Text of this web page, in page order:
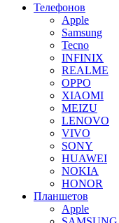
Телефонов
Apple
Samsung
Tecno
INFINIX
REALME
OPPO
XIAOMI
MEIZU
LENOVO
VIVO
SONY
HUAWEI
NOKIA
HONOR
Планшетов
Apple